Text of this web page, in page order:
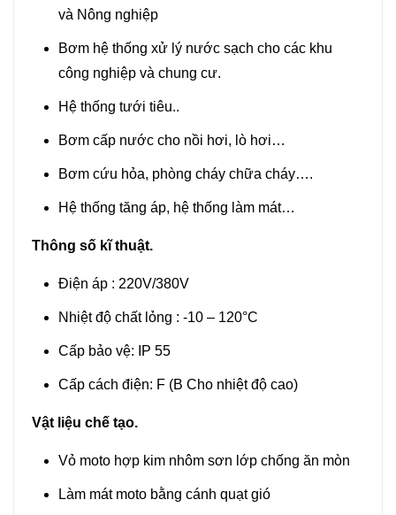
và Nông nghiệp
Bơm hệ thống xử lý nước sạch cho các khu
công nghiệp và chung cư.
Hệ thống tưới tiêu..
Bơm cấp nước cho nồi hơi, lò hơi…
Bơm cứu hỏa, phòng cháy chữa cháy….
Hệ thống tăng áp, hệ thống làm mát…
Thông số kĩ thuật.
Điện áp : 220V/380V
Nhiệt độ chất lỏng : -10 – 120°C
Cấp bảo vệ: IP 55
Cấp cách điện: F (B Cho nhiệt độ cao)
Vật liệu chế tạo.
Vỏ moto hợp kim nhôm sơn lớp chống ăn mòn
Làm mát moto bằng cánh quạt gió